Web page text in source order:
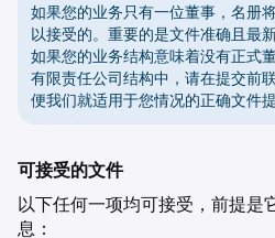
如果您的业务只有一位董事，名册
以接受的。重要的是文件准确且最
如果您的业务结构意味着没有正式
有限责任公司结构中，请在提交前
便我们就适用于您情况的正确文件提
可接受的文件
以下任何一项均可接受，前提是
息：